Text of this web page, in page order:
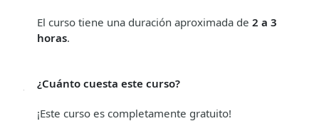
El curso tiene una duración aproximada de 2 a 3
horas.
¿Cuánto cuesta este curso?
¡Este curso es completamente gratuito!